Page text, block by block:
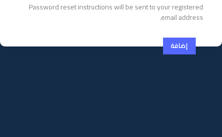
Password reset instructions will be sent to your registered
email address.